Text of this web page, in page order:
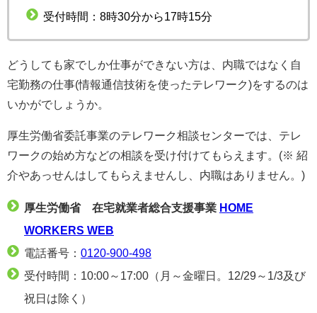
受付時間：8時30分から17時15分
どうしても家でしか仕事ができない方は、内職ではなく自
宅勤務の仕事(情報通信技術を使ったテレワーク)をするのは
いかがでしょうか。
厚生労働省委託事業のテレワーク相談センターでは、テレ
ワークの始め方などの相談を受け付けてもらえます。(※ 紹
介やあっせんはしてもらえませんし、内職はありません。)
厚生労働省 在宅就業者総合支援事業 HOME
WORKERS WEB
電話番号： 0120-900-498
受付時間：10:00～17:00（月～金曜日。12/29～1/3及び
祝日は除く）